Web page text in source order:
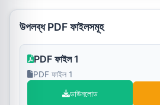
উপলব্ধ PDF ফাইলসমূহ
PDF ফাইল 1
PDF ফাইল 1
ডাউনলোড